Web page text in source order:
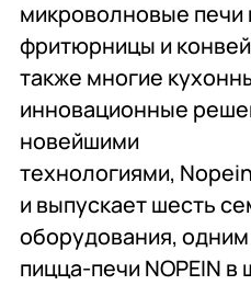
и
микроволновые
фритюрницы и
также многие
инновационные
новейшими
технологиями,
и выпускает шесть
оборудования,
пицца-печи NOPEIN